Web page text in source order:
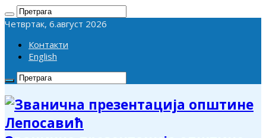
Четвртак, 6.август 2026
Контакти
English